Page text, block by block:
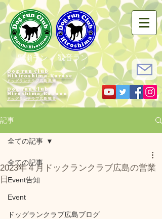
黒瀬ラン 観音ラン
Dog run Club
Hihiroshima-Kurose
ドッグランクラブ広島黒瀬
Dog run Club
Hiroshima-Kannon
​ドッグランクラブ広島観音
記事
全ての記事
Event告知
Event
ドッグランクラブ広島ブログ
全ての記事
2023年４月ドックランクラブ広島の営業
日